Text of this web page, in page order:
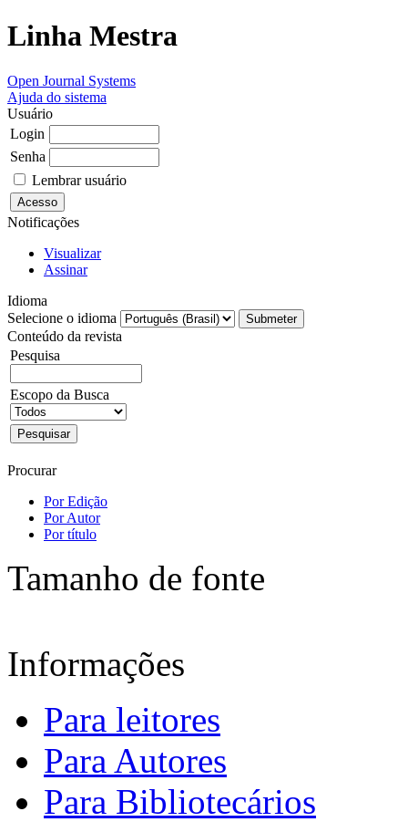
Linha Mestra
Open Journal Systems
Ajuda do sistema
Usuário
Login
Senha
Lembrar usuário
Notificações
Visualizar
Assinar
Idioma
Selecione o idioma
Conteúdo da revista
Pesquisa
Escopo da Busca
Procurar
Por Edição
Por Autor
Por título
Tamanho de fonte
Informações
Para leitores
Para Autores
Para Bibliotecários